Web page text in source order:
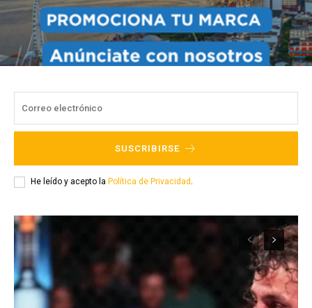
SUSCRIBIRSE
He leído y acepto la Política de Privacidad .